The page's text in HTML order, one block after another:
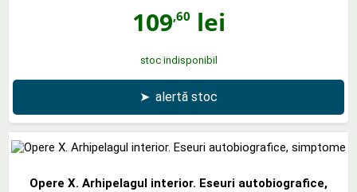
109,60 lei
stoc indisponibil
➤ alertă stoc
Opere X. Arhipelagul interior. Eseuri autobiografice,